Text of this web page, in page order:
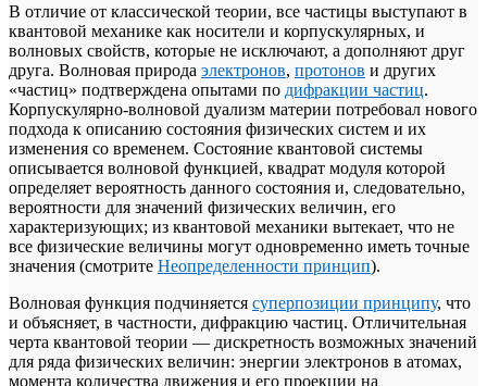
В отличие от классической теории, все частицы выступают в
квантовой механике как носители и корпускулярных, и
волновых свойств, которые не исключают, а дополняют друг
друга. Волновая природа электронов, протонов и других
«частиц» подтверждена опытами по дифракции частиц.
Корпускулярно-волновой дуализм материи потребовал нового
подхода к описанию состояния физических систем и их
изменения со временем. Состояние квантовой системы
описывается волновой функцией, квадрат модуля которой
определяет вероятность данного состояния и, следовательно,
вероятности для значений физических величин, его
характеризующих; из квантовой механики вытекает, что не
все физические величины могут одновременно иметь точные
значения (смотрите Неопределенности принцип).
Волновая функция подчиняется суперпозиции принципу, что
и объясняет, в частности, дифракцию частиц. Отличительная
черта квантовой теории — дискретность возможных значений
для ряда физических величин: энергии электронов в атомах,
момента количества движения и его проекции на